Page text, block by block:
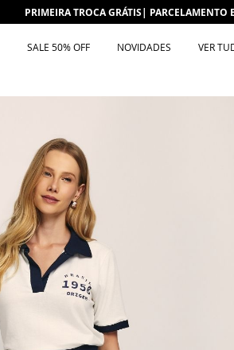
PRIMEIRA TROCA GRÁTIS| PARCELAMENTO
SALE 50% OFF NOVIDADES VER